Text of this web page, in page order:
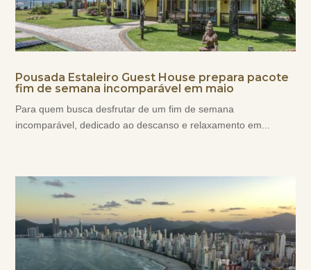
Pousada Estaleiro Guest House prepara pacote
fim de semana incomparável em maio
Para quem busca desfrutar de um fim de semana
incomparável, dedicado ao descanso e relaxamento em...